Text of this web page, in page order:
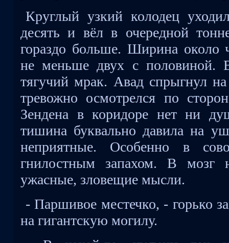
Круглый узкий колодец
десять и вёл в очередной
гораздо больше. Ширина около
не меньше двух с половиной.
тягучий мрак. Авад спрыгнул
тревожно осмотрелся по
Зендена в коридоре нет ни
тишина буквально давила на
неприятные. Особенно в
гнилостным запахом. В мозг
ужасные, зловещие мысли.
- Паршивое местечко, - горько
на гигантскую могилу.